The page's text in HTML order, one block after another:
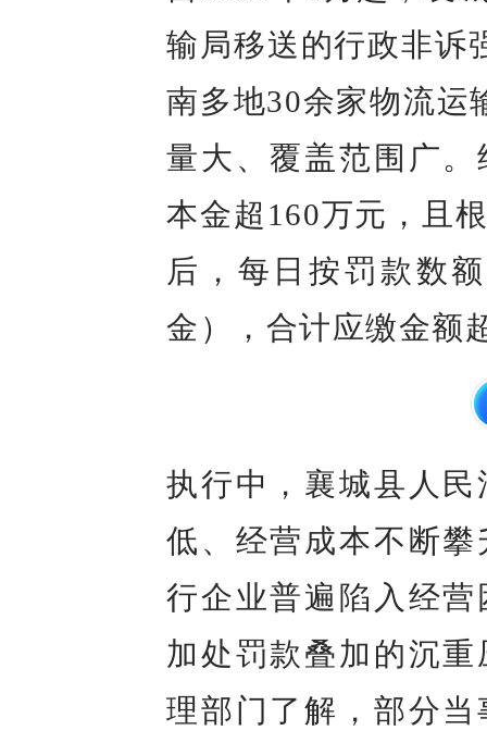
输局移送的行政非诉
南多地30余家物流运
量大、覆盖范围广
本金超160万元，且
后，每日按罚款数
金），合计应缴金额
执行中，襄城县人
低、经营成本不断
行企业普遍陷入经
加处罚款叠加的沉
理部门了解，部分